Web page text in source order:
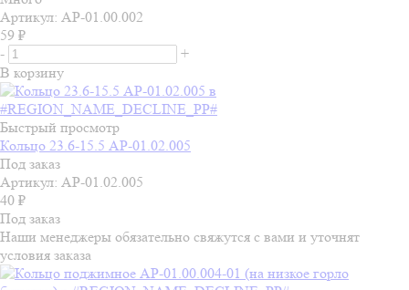
Артикул: АР-01.00.002
59 ₽
-
+
В корзину
Быстрый просмотр
Кольцо 23.6-15.5 АР-01.02.005
Под заказ
Артикул: АР-01.02.005
40 ₽
Под заказ
Наши менеджеры обязательно свяжутся с вами и уточнят
условия заказа